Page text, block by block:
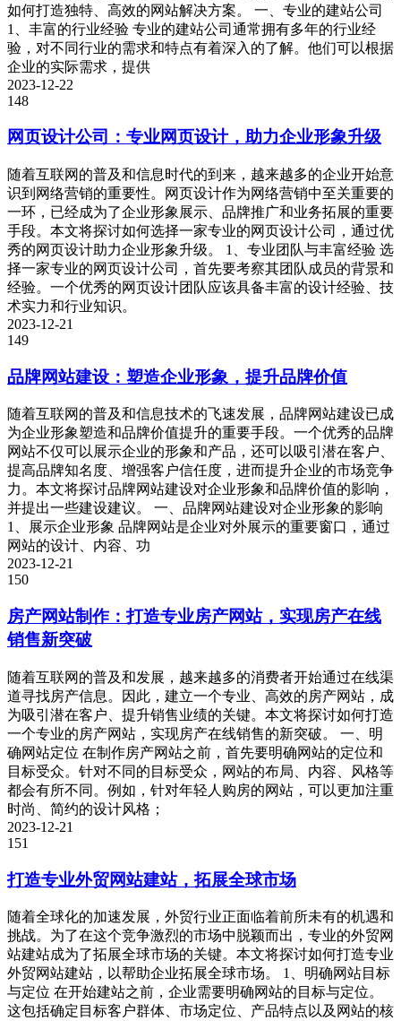
如何打造独特、高效的网站解决方案。 一、专业的建站公司
1、丰富的行业经验 专业的建站公司通常拥有多年的行业经
验，对不同行业的需求和特点有着深入的了解。他们可以根据
企业的实际需求，提供
2023-12-22
148
网页设计公司：专业网页设计，助力企业形象升级
随着互联网的普及和信息时代的到来，越来越多的企业开始意
识到网络营销的重要性。网页设计作为网络营销中至关重要的
一环，已经成为了企业形象展示、品牌推广和业务拓展的重要
手段。本文将探讨如何选择一家专业的网页设计公司，通过优
秀的网页设计助力企业形象升级。 1、专业团队与丰富经验 选
择一家专业的网页设计公司，首先要考察其团队成员的背景和
经验。一个优秀的网页设计团队应该具备丰富的设计经验、技
术实力和行业知识。
2023-12-21
149
品牌网站建设：塑造企业形象，提升品牌价值
随着互联网的普及和信息技术的飞速发展，品牌网站建设已成
为企业形象塑造和品牌价值提升的重要手段。一个优秀的品牌
网站不仅可以展示企业的形象和产品，还可以吸引潜在客户、
提高品牌知名度、增强客户信任度，进而提升企业的市场竞争
力。本文将探讨品牌网站建设对企业形象和品牌价值的影响，
并提出一些建设建议。 一、品牌网站建设对企业形象的影响
1、展示企业形象 品牌网站是企业对外展示的重要窗口，通过
网站的设计、内容、功
2023-12-21
150
房产网站制作：打造专业房产网站，实现房产在线
销售新突破
随着互联网的普及和发展，越来越多的消费者开始通过在线渠
道寻找房产信息。因此，建立一个专业、高效的房产网站，成
为吸引潜在客户、提升销售业绩的关键。本文将探讨如何打造
一个专业的房产网站，实现房产在线销售的新突破。 一、明
确网站定位 在制作房产网站之前，首先要明确网站的定位和
目标受众。针对不同的目标受众，网站的布局、内容、风格等
都会有所不同。例如，针对年轻人购房的网站，可以更加注重
时尚、简约的设计风格；
2023-12-21
151
打造专业外贸网站建站，拓展全球市场
随着全球化的加速发展，外贸行业正面临着前所未有的机遇和
挑战。为了在这个竞争激烈的市场中脱颖而出，专业的外贸网
站建站成为了拓展全球市场的关键。本文将探讨如何打造专业
外贸网站建站，以帮助企业拓展全球市场。 1、明确网站目标
与定位 在开始建站之前，企业需要明确网站的目标与定位。
这包括确定目标客户群体、市场定位、产品特点以及网站的核